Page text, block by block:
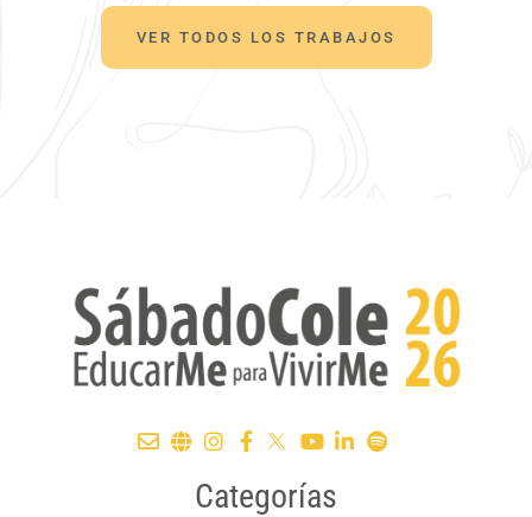
VER TODOS LOS TRABAJOS
Categorías